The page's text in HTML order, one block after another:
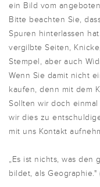
ein Bild vom
Bitte beachten Sie,
Spuren hinterlassen
vergilbte Seiten,
Stempel, aber auch
Wenn Sie damit nicht
kaufen, denn mit dem
Sollten wir doch
wir dies zu
mit uns Kontakt
„Es ist nichts, was den
bildet, als Geographie."